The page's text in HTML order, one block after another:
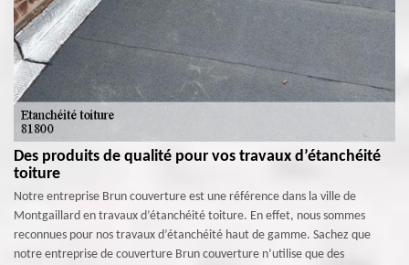
Des produits de qualité pour vos travaux d’étanchéité
toiture
Notre entreprise Brun couverture est une référence dans la ville de
Montgaillard en travaux d’étanchéité toiture. En effet, nous sommes
reconnues pour nos travaux d’étanchéité haut de gamme. Sachez que
notre entreprise de couverture Brun couverture n’utilise que des